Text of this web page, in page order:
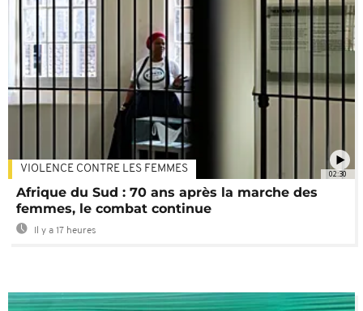
02:30
VIOLENCE CONTRE LES FEMMES
Afrique du Sud : 70 ans après la marche des
femmes, le combat continue
Il y a 17 heures